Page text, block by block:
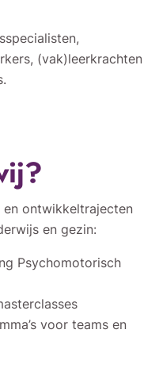
(vak)leerkrachten
ontwikkeltrajecten
en gezin:
Psychomotorisch
voor teams en